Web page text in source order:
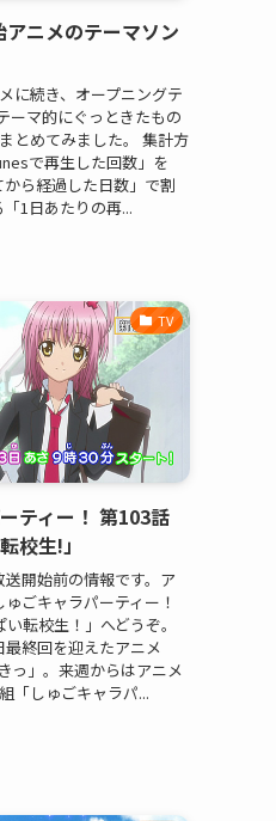
ニメのテーマソン
に続き、オープニングテ
ーマ的にぐっときたもの
とめてみました。 集計方
で再生した回数」を
から経過した日数」で割
1日あたりの再...
TV
ティー！ 第103話
校生!」
開始前の情報です。ア
ごキャラパーティー！
転校生！」へどうぞ。
終回を迎えたアニメ
っ」。来週からはアニメ
「しゅごキャラパ...